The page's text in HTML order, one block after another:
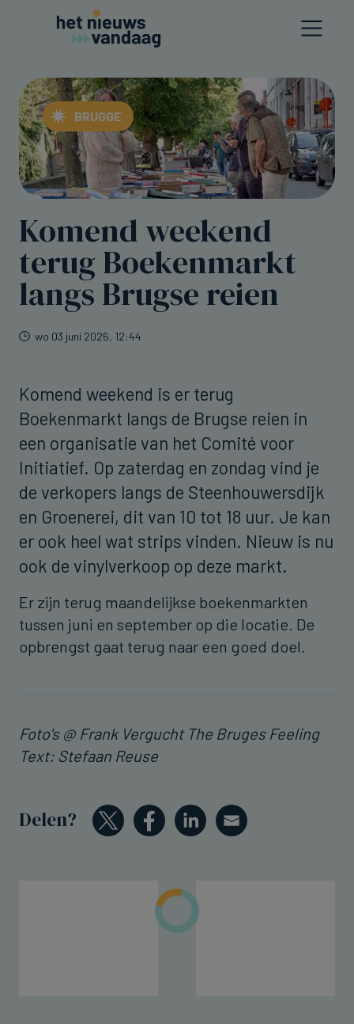
BRUGGE
Komend weekend
terug Boekenmarkt
langs Brugse reien
wo 03 juni 2026, 12:44
Komend weekend is er terug
Boekenmarkt langs de Brugse reien in
een organisatie van het Comité voor
Initiatief. Op zaterdag en zondag vind je
de verkopers langs de Steenhouwersdijk
en Groenerei, dit van 10 tot 18 uur. Je kan
er ook heel wat strips vinden. Nieuw is nu
ook de vinylverkoop op deze markt.
Er zijn terug maandelijkse boekenmarkten
tussen juni en september op die locatie. De
opbrengst gaat terug naar een goed doel.
Foto's @ Frank Vergucht The Bruges Feeling
Text: Stefaan Reuse
Delen?